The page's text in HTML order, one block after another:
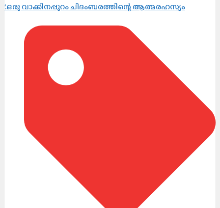
’.ഒരു വാക്കിനപ്പുറം ചിദംബരത്തിന്റെ ആത്മരഹസ്യം